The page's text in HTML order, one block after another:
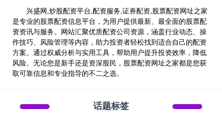
兴盛网,炒股配资平台,配资服务,证券配资,股票配资网址之家
是专业的股票配资信息平台，为用户提供最新、最全面的股票配
资资讯与服务。网站汇聚优质配资公司资源，涵盖行业动态、操
作技巧、风险管理等内容，助力投资者轻松找到适合自己的配资
方案。通过权威分析与实用工具，帮助用户提升投资效率，降低
风险。无论您是新手还是资深股民，股票配资网址之家都是您获
取可靠信息和专业指导的不二之选。
话题标签